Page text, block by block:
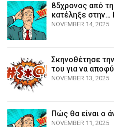
85χρονος από
κατέληξε στην…
NOVEMBER 14, 2025
Σκηνοθέτησε
του για να
NOVEMBER 13, 2025
Πώς θα είναι ο
NOVEMBER 11, 2025